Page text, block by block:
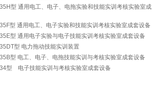
型 通用电工、电子、电拖实验和技能实训考核实验室成
型 通用电工、电子实验和技能实训考核实验室成套设备
型 通用电子实验与电子技能实训考核实验室成套设备
型 电力拖动技能实训装置
型 电工、电子、电拖技能实训与考核实验室成套设备
型 电子技能实训与考核实验室成套设备